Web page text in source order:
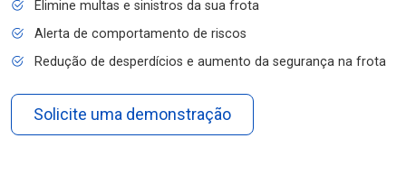
Elimine multas e sinistros da sua frota
Alerta de comportamento de riscos
Redução de desperdícios e aumento da segurança na frota
Solicite uma demonstração